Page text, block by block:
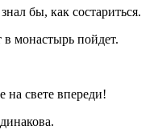
бы, как состариться.
в монастырь пойдет.
на свете впереди!